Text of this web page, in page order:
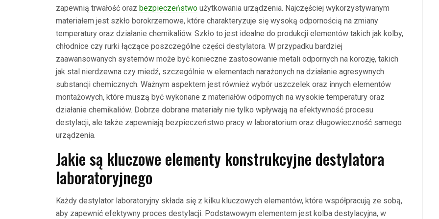
zapewnią trwałość oraz bezpieczeństwo użytkowania urządzenia. Najczęściej wykorzystywanym
materiałem jest szkło borokrzemowe, które charakteryzuje się wysoką odpornością na zmiany
temperatury oraz działanie chemikaliów. Szkło to jest idealne do produkcji elementów takich jak kolby,
chłodnice czy rurki łączące poszczególne części destylatora. W przypadku bardziej
zaawansowanych systemów może być konieczne zastosowanie metali odpornych na korozję, takich
jak stal nierdzewna czy miedź, szczególnie w elementach narażonych na działanie agresywnych
substancji chemicznych. Ważnym aspektem jest również wybór uszczelek oraz innych elementów
montażowych, które muszą być wykonane z materiałów odpornych na wysokie temperatury oraz
działanie chemikaliów. Dobrze dobrane materiały nie tylko wpływają na efektywność procesu
destylacji, ale także zapewniają bezpieczeństwo pracy w laboratorium oraz długowieczność samego
urządzenia.
Jakie są kluczowe elementy konstrukcyjne destylatora
laboratoryjnego
Każdy destylator laboratoryjny składa się z kilku kluczowych elementów, które współpracują ze sobą,
aby zapewnić efektywny proces destylacji. Podstawowym elementem jest kolba destylacyjna, w